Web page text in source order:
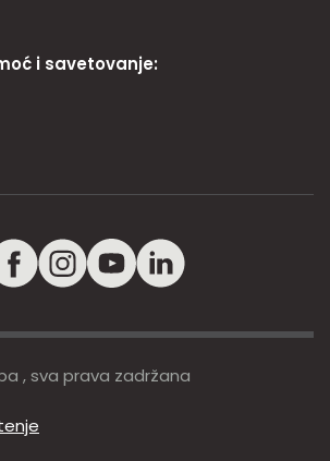
i savetovanje:
, sva prava zadržana